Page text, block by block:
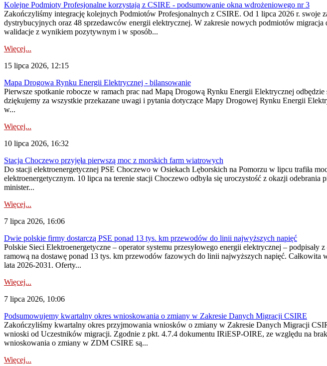
Kolejne Podmioty Profesjonalne korzystają z CSIRE - podsumowanie okna wdrożeniowego nr 3
Zakończyliśmy integrację kolejnych Podmiotów Profesjonalnych z CSIRE. Od 1 lipca 2026 r.
dystrybucyjnych oraz 48 sprzedawców energii elektrycznej. W zakresie nowych podmiotów
walidacje z wynikiem pozytywnym i w sposób...
Więcej...
15 lipca 2026, 12:15
Mapa Drogowa Rynku Energii Elektrycznej - bilansowanie
Pierwsze spotkanie robocze w ramach prac nad Mapą Drogową Rynku Energii Elektrycznej
dziękujemy za wszystkie przekazane uwagi i pytania dotyczące Mapy Drogowej Rynku Energii
w...
Więcej...
10 lipca 2026, 16:32
Stacja Choczewo przyjęła pierwszą moc z morskich farm wiatrowych
Do stacji elektroenergetycznej PSE Choczewo w Osiekach Lęborskich na Pomorzu w lipcu trafiła
elektroenergetycznym. 10 lipca na terenie stacji Choczewo odbyła się uroczystość z okazji
minister...
Więcej...
7 lipca 2026, 16:06
Dwie polskie firmy dostarczą PSE ponad 13 tys. km przewodów do linii najwyższych napięć
Polskie Sieci Elektroenergetyczne – operator systemu przesyłowego energii elektrycznej –
ramową na dostawę ponad 13 tys. km przewodów fazowych do linii najwyższych napięć.
lata 2026-2031. Oferty...
Więcej...
7 lipca 2026, 10:06
Podsumowujemy kwartalny okres wnioskowania o zmiany w Zakresie Danych Migracji CSIRE
Zakończyliśmy kwartalny okres przyjmowania wniosków o zmiany w Zakresie Danych Migracji
wnioski od Uczestników migracji. Zgodnie z pkt. 4.7.4 dokumentu IRiESP-OIRE, ze względu na
wnioskowania o zmiany w ZDM CSIRE są...
Więcej...